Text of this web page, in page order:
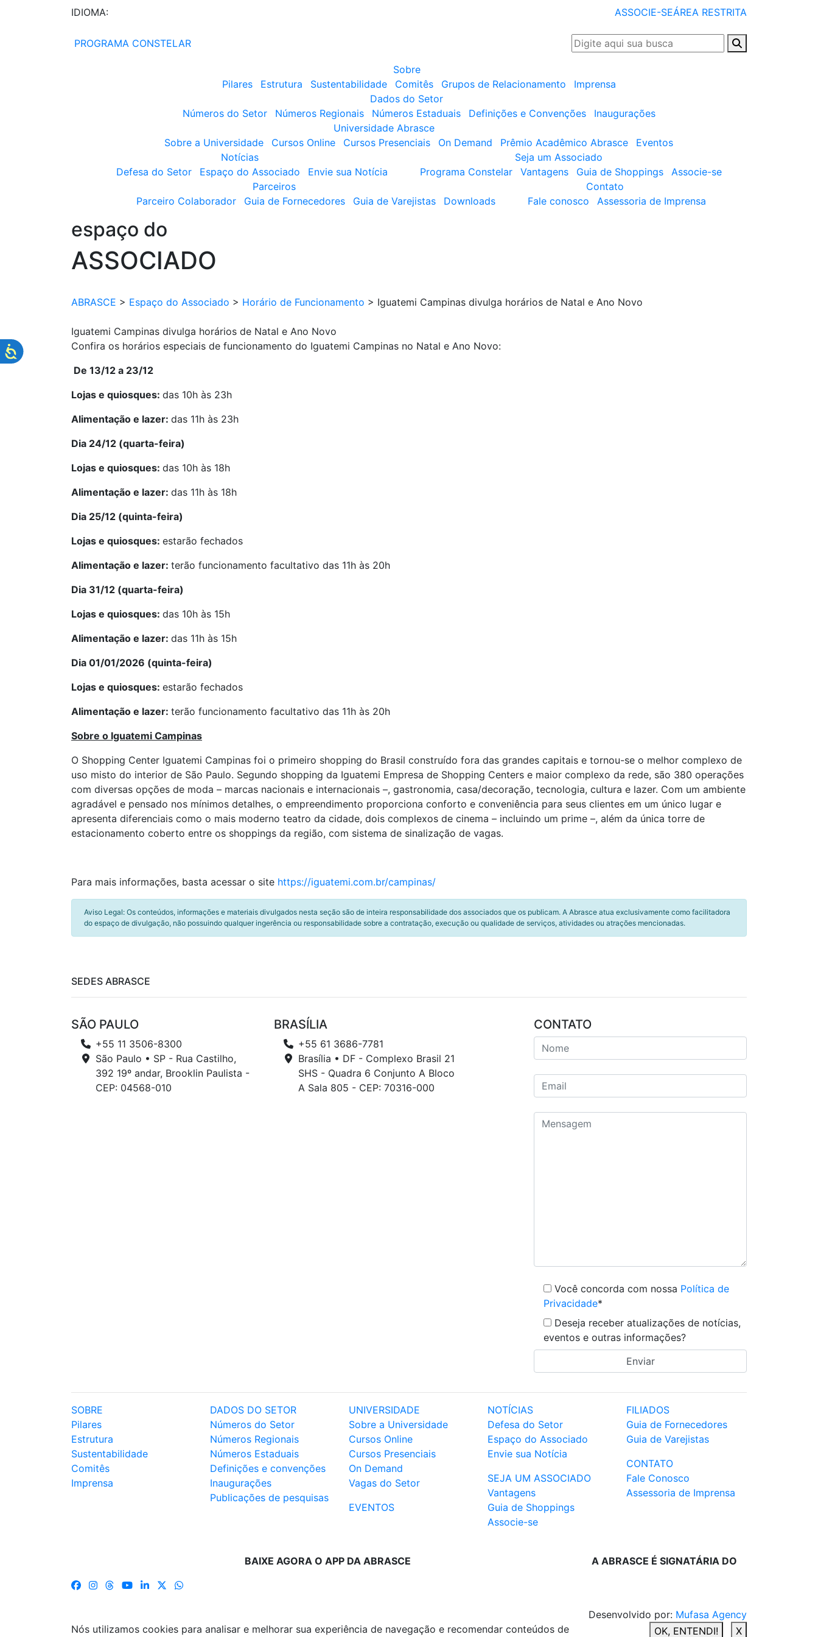
IDIOMA: ASSOCIE-SEÁREA RESTRITA
PROGRAMA CONSTELAR
Sobre
Pilares
Estrutura Sustentabilidade Comitês Grupos de Relacionamento
Imprensa
Dados do Setor
Números do Setor
Números Regionais Números Estaduais Definições e Convenções
Inaugurações
Universidade Abrasce
Sobre a Universidade
Cursos Online Cursos Presenciais On Demand Prêmio Acadêmico Abrasce
Eventos
Notícias
Defesa do Setor
Espaço do Associado Envie sua Notícia
Seja um Associado
Programa Constelar
Vantagens Guia de Shoppings
Associe-se
Parceiros
Parceiro Colaborador
Guia de Fornecedores Guia de Varejistas Downloads
Contato
Fale conosco
Assessoria de Imprensa
espaço do
ASSOCIADO
ABRASCE > Espaço do Associado > Horário de Funcionamento > Iguatemi Campinas divulga horários de Natal e Ano Novo
Iguatemi Campinas divulga horários de Natal e Ano Novo
Confira os horários especiais de funcionamento do Iguatemi Campinas no Natal e Ano Novo:
De 13/12 a 23/12
Lojas e quiosques: das 10h às 23h
Alimentação e lazer: das 11h às 23h
Dia 24/12 (quarta-feira)
Lojas e quiosques: das 10h às 18h
Alimentação e lazer: das 11h às 18h
Dia 25/12 (quinta-feira)
Lojas e quiosques: estarão fechados
Alimentação e lazer: terão funcionamento facultativo das 11h às 20h
Dia 31/12 (quarta-feira)
Lojas e quiosques: das 10h às 15h
Alimentação e lazer: das 11h às 15h
Dia 01/01/2026 (quinta-feira)
Lojas e quiosques: estarão fechados
Alimentação e lazer: terão funcionamento facultativo das 11h às 20h
Sobre o Iguatemi Campinas
O Shopping Center Iguatemi Campinas foi o primeiro shopping do Brasil construído fora das grandes capitais e tornou-se o melhor complexo de
uso misto do interior de São Paulo. Segundo shopping da Iguatemi Empresa de Shopping Centers e maior complexo da rede, são 380 operações
com diversas opções de moda – marcas nacionais e internacionais –, gastronomia, casa/decoração, tecnologia, cultura e lazer. Com um ambiente
agradável e pensado nos mínimos detalhes, o empreendimento proporciona conforto e conveniência para seus clientes em um único lugar e
apresenta diferenciais como o mais moderno teatro da cidade, dois complexos de cinema – incluindo um prime –, além da única torre de
estacionamento coberto entre os shoppings da região, com sistema de sinalização de vagas.
Para mais informações, basta acessar o site https://iguatemi.com.br/campinas/
Aviso Legal: Os conteúdos, informações e materiais divulgados nesta seção são de inteira responsabilidade dos associados que os publicam. A Abrasce atua exclusivamente como facilitadora
do espaço de divulgação, não possuindo qualquer ingerência ou responsabilidade sobre a contratação, execução ou qualidade de serviços, atividades ou atrações mencionadas.
SEDES ABRASCE
SÃO PAULO
+55 11 3506-8300
São Paulo • SP - Rua Castilho,
392 19º andar, Brooklin Paulista -
CEP: 04568-010
BRASÍLIA
+55 61 3686-7781
Brasília • DF - Complexo Brasil 21
SHS - Quadra 6 Conjunto A Bloco
A Sala 805 - CEP: 70316-000
CONTATO
Você concorda com nossa Política de
Privacidade*
Deseja receber atualizações de notícias,
eventos e outras informações?
SOBRE
Pilares
Estrutura
Sustentabilidade
Comitês
Imprensa
DADOS DO SETOR
Números do Setor
Números Regionais
Números Estaduais
Definições e convenções
Inaugurações
Publicações de pesquisas
UNIVERSIDADE
Sobre a Universidade
Cursos Online
Cursos Presenciais
On Demand
Vagas do Setor
EVENTOS
NOTÍCIAS
Defesa do Setor
Espaço do Associado
Envie sua Notícia
SEJA UM ASSOCIADO
Vantagens
Guia de Shoppings
Associe-se
FILIADOS
Guia de Fornecedores
Guia de Varejistas
CONTATO
Fale Conosco
Assessoria de Imprensa
BAIXE AGORA O APP DA ABRASCE A ABRASCE É SIGNATÁRIA DO
Desenvolvido por: Mufasa Agency
Nós utilizamos cookies para analisar e melhorar sua experiência de navegação e recomendar conteúdos de
OK, ENTENDI! X